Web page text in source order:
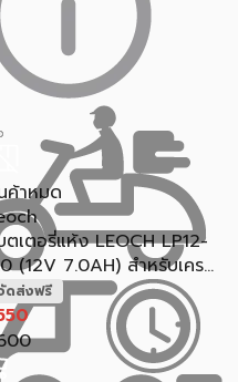
ค้าหมด
ตเตอรี่แห้ง LEOCH LP12-
(12V 7.0AH) สำหรับเคร...
ดส่งฟรี